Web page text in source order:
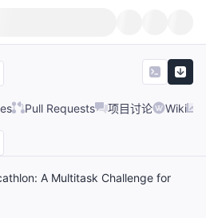
Pull Requests 项目讨论 Wiki
A Multitask Challenge for